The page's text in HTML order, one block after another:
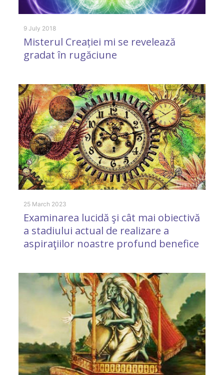
9 July 2018
Misterul Creației mi se revelează
gradat în rugăciune
25 March 2023
Examinarea lucidă şi cât mai obiectivă
a stadiului actual de realizare a
aspiraţiilor noastre profund benefice